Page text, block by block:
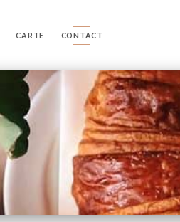
CARTE CONTACT